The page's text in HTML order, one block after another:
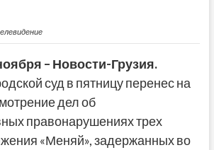
– Новости-Грузия.
суд в пятницу перенес на
дел об
правонарушениях трех
«Меняй», задержанных во